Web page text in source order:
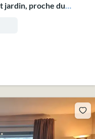
jardin, proche du